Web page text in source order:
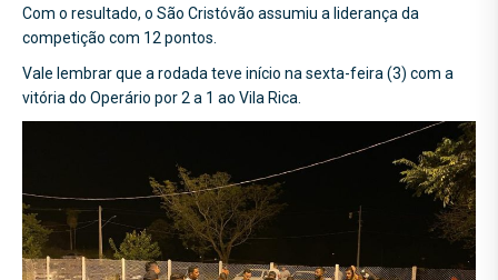
Com o resultado, o São Cristóvão assumiu a liderança da
competição com 12 pontos.
Vale lembrar que a rodada teve início na sexta-feira (3) com a
vitória do Operário por 2 a 1 ao Vila Rica.